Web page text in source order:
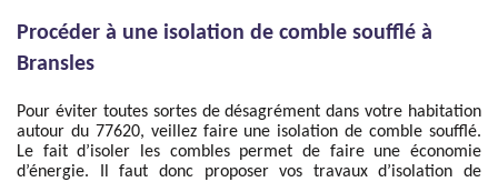
Procéder à une isolation de comble soufflé à
Bransles
Pour éviter toutes sortes de désagrément dans votre habitation
autour du 77620, veillez faire une isolation de comble soufflé.
Le fait d’isoler les combles permet de faire une économie
d’énergie. Il faut donc proposer vos travaux d’isolation de